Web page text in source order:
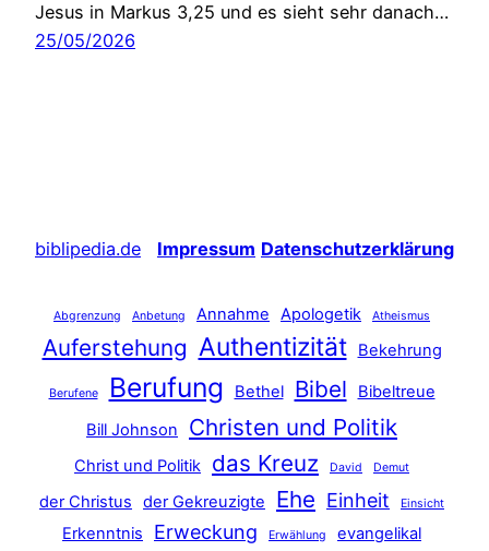
Jesus in Markus 3,25 und es sieht sehr danach…
25/05/2026
biblipedia.de Impressum Datenschutzerklärung
Abgrenzung Anbetung Annahme Apologetik Atheismus
Auferstehung Authentizität Bekehrung
Berufene Berufung Bethel Bibel
Bibeltreue
Bill Johnson
Christen und Politik
Christ und Politik das Kreuz David Demut
der Christus der Gekreuzigte Ehe Einheit Einsicht
Erkenntnis Erweckung Erwählung evangelikal